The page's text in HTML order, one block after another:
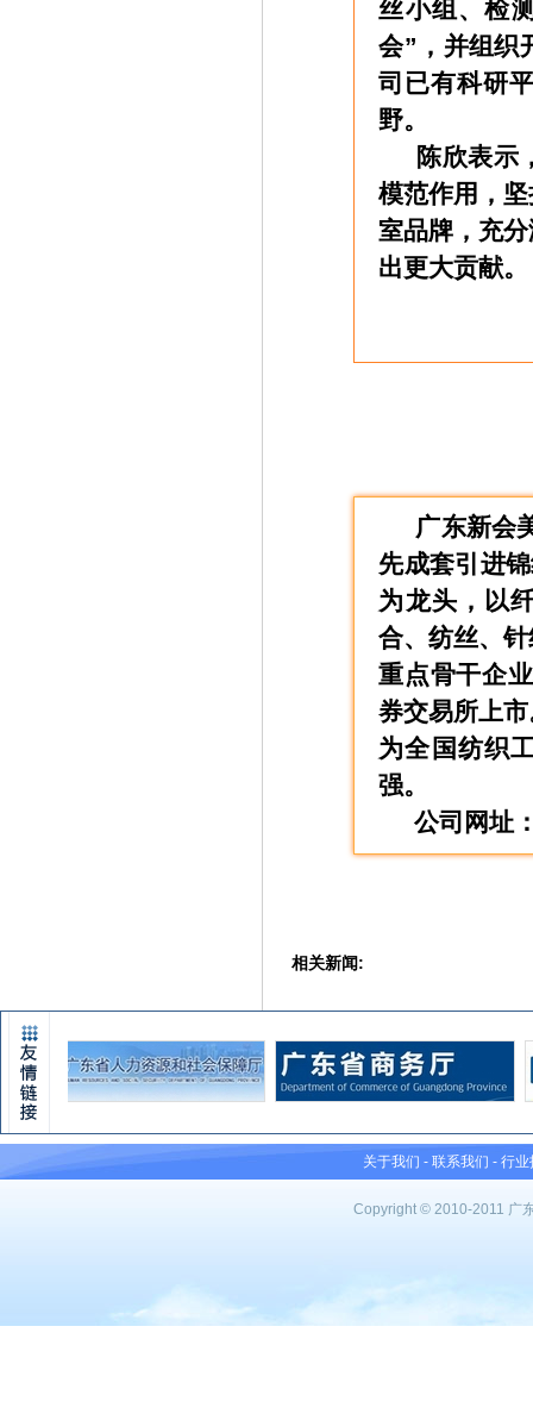
丝小组、检
会”，并组织
司已有科研
野。
陈欣表示，
模范作用，
室品牌，充
出更大贡献。
广东新会美
先成套引进
为龙头，以
合、纺丝、
重点骨干企
券交易所上
为全国纺织
强。
公司网址
相关新闻:
关于我们 - 联系我们 - 行业
Copyright © 2010-2011 广